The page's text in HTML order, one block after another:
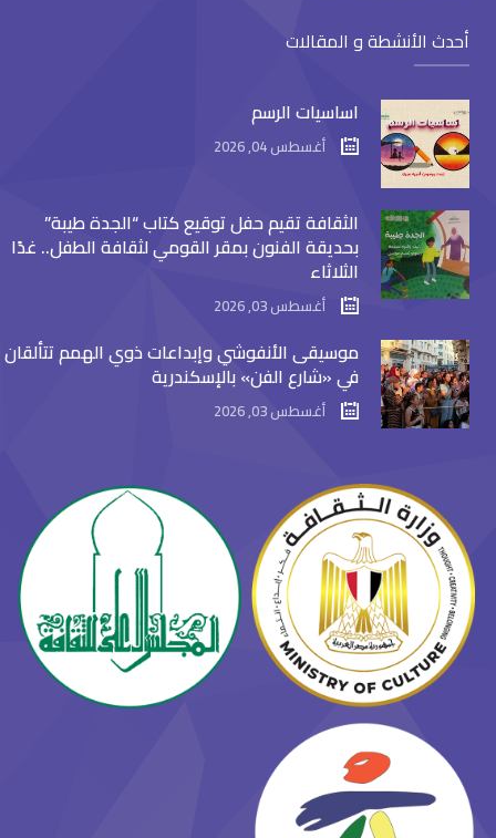
أحدث الأنشطة و المقالات
اساسيات الرسم
أغسطس 04, 2026
الثقافة تقيم حفل توقيع كتاب “الجدة طيبة”
بحديقة الفنون بمقر القومي لثقافة الطفل.. غدًا
الثلاثاء
أغسطس 03, 2026
موسيقى الأنفوشي وإبداعات ذوي الهمم تتألقان
في «شارع الفن» بالإسكندرية
أغسطس 03, 2026